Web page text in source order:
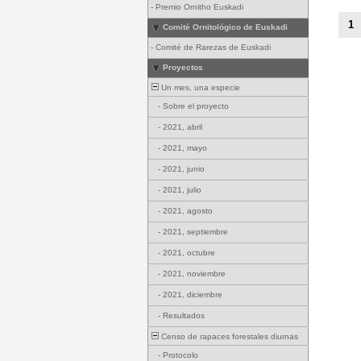
- Premio Ornitho Euskadi
Comité Ornitológico de Euskadi
- Comité de Rarezas de Euskadi
Proyectos
Un mes, una especie
- Sobre el proyecto
- 2021, abril
- 2021, mayo
- 2021, junio
- 2021, julio
- 2021, agosto
- 2021, septiembre
- 2021, octubre
- 2021, noviembre
- 2021, diciembre
- Resultados
Censo de rapaces forestales diurnas
- Protocolo
1